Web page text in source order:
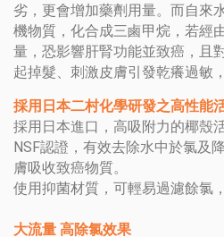
劣，更會增加藥劑用量。而自來
機物質，化合成三鹵甲烷，若經
量，恐影響肝腎功能並致癌，且
起掉髮、刺激皮膚引發乾癢過敏
採用日本二村化學研發之高性能
採用日本進口，高吸附力的椰殼
NSF認證，有效去除水中於氯及
膚吸收致癌物質。
使用抑菌材質，可輕易過濾餘氯
大流量 高除氯效果